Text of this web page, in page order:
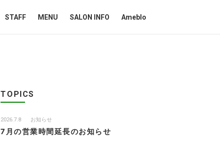
STAFF MENU SALON INFO Ameblo
TOPICS
2026.7.8 お知らせ
7月の営業時間延長のお知らせ